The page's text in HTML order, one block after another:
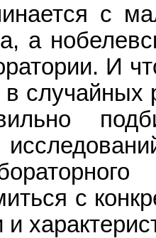
с
а
И
случайных
с
и